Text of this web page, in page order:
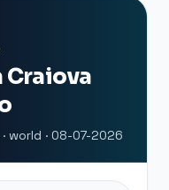
world · 08-07-2026